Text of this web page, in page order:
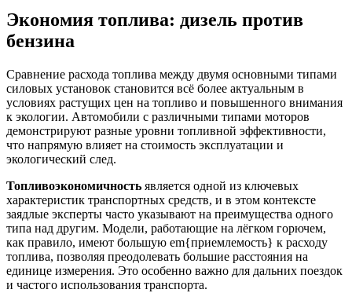
Экономия топлива: дизель против
бензина
Сравнение расхода топлива между двумя основными типами
силовых установок становится всё более актуальным в
условиях растущих цен на топливо и повышенного внимания
к экологии. Автомобили с различными типами моторов
демонстрируют разные уровни топливной эффективности,
что напрямую влияет на стоимость эксплуатации и
экологический след.
Топливоэкономичность является одной из ключевых
характеристик транспортных средств, и в этом контексте
заядлые эксперты часто указывают на преимущества одного
типа над другим. Модели, работающие на лёгком горючем,
как правило, имеют большую em{приемлемость} к расходу
топлива, позволяя преодолевать большие расстояния на
единице измерения. Это особенно важно для дальних поездок
и частого использования транспорта.